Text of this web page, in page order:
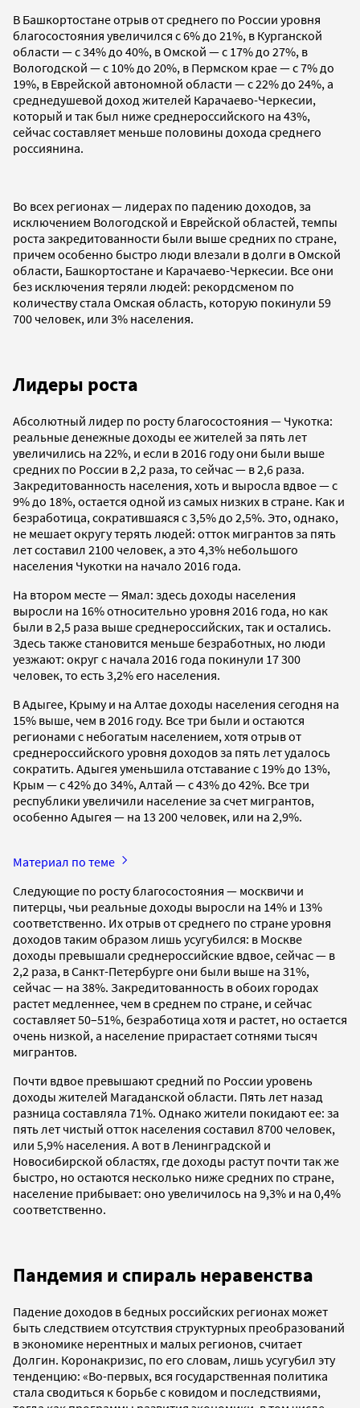
В Башкортостане отрыв от среднего по России уровня
благосостояния увеличился с 6% до 21%, в Курганской
области — с 34% до 40%, в Омской — с 17% до 27%, в
Вологодской — с 10% до 20%, в Пермском крае — с 7% до
19%, в Еврейской автономной области — с 22% до 24%, а
среднедушевой доход жителей Карачаево-Черкесии,
который и так был ниже среднероссийского на 43%,
сейчас составляет меньше половины дохода среднего
россиянина.
Во всех регионах — лидерах по падению доходов, за
исключением Вологодской и Еврейской областей, темпы
роста закредитованности были выше средних по стране,
причем особенно быстро люди влезали в долги в Омской
области, Башкортостане и Карачаево-Черкесии. Все они
без исключения теряли людей: рекордсменом по
количеству стала Омская область, которую покинули 59
700 человек, или 3% населения.
Лидеры роста
Абсолютный лидер по росту благосостояния — Чукотка:
реальные денежные доходы ее жителей за пять лет
увеличились на 22%, и если в 2016 году они были выше
средних по России в 2,2 раза, то сейчас — в 2,6 раза.
Закредитованность населения, хоть и выросла вдвое — с
9% до 18%, остается одной из самых низких в стране. Как и
безработица, сократившаяся с 3,5% до 2,5%. Это, однако,
не мешает округу терять людей: отток мигрантов за пять
лет составил 2100 человек, а это 4,3% небольшого
населения Чукотки на начало 2016 года.
На втором месте — Ямал: здесь доходы населения
выросли на 16% относительно уровня 2016 года, но как
были в 2,5 раза выше среднероссийских, так и остались.
Здесь также становится меньше безработных, но люди
уезжают: округ с начала 2016 года покинули 17 300
человек, то есть 3,2% его населения.
В Адыгее, Крыму и на Алтае доходы населения сегодня на
15% выше, чем в 2016 году. Все три были и остаются
регионами с небогатым населением, хотя отрыв от
среднероссийского уровня доходов за пять лет удалось
сократить. Адыгея уменьшила отставание с 19% до 13%,
Крым — с 42% до 34%, Алтай — с 43% до 42%. Все три
республики увеличили население за счет мигрантов,
особенно Адыгея — на 13 200 человек, или на 2,9%.
Материал по теме
Следующие по росту благосостояния — москвичи и
питерцы, чьи реальные доходы выросли на 14% и 13%
соответственно. Их отрыв от среднего по стране уровня
доходов таким образом лишь усугубился: в Москве
доходы превышали среднероссийские вдвое, сейчас — в
2,2 раза, в Санкт-Петербурге они были выше на 31%,
сейчас — на 38%. Закредитованность в обоих городах
растет медленнее, чем в среднем по стране, и сейчас
составляет 50–51%, безработица хотя и растет, но остается
очень низкой, а население прирастает сотнями тысяч
мигрантов.
Почти вдвое превышают средний по России уровень
доходы жителей Магаданской области. Пять лет назад
разница составляла 71%. Однако жители покидают ее: за
пять лет чистый отток населения составил 8700 человек,
или 5,9% населения. А вот в Ленинградской и
Новосибирской областях, где доходы растут почти так же
быстро, но остаются несколько ниже средних по стране,
население прибывает: оно увеличилось на 9,3% и на 0,4%
соответственно.
Пандемия и спираль неравенства
Падение доходов в бедных российских регионах может
быть следствием отсутствия структурных преобразований
в экономике нерентных и малых регионов, считает
Долгин. Коронакризис, по его словам, лишь усугубил эту
тенденцию: «Во-первых, вся государственная политика
стала сводиться к борьбе с ковидом и последствиями,